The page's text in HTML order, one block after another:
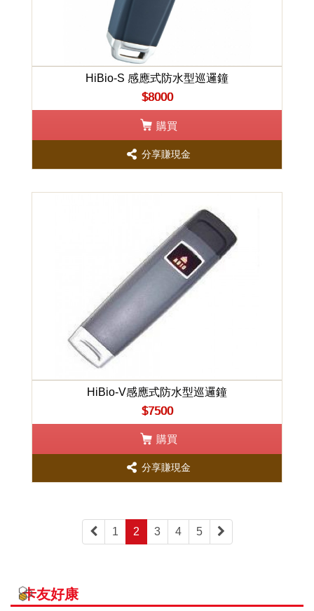
HiBio-S 感應式防水型巡邏鐘
$8000
購買
分享賺現金
HiBio-V感應式防水型巡邏鐘
$7500
購買
分享賺現金
1 2 3 4 5
卡友好康